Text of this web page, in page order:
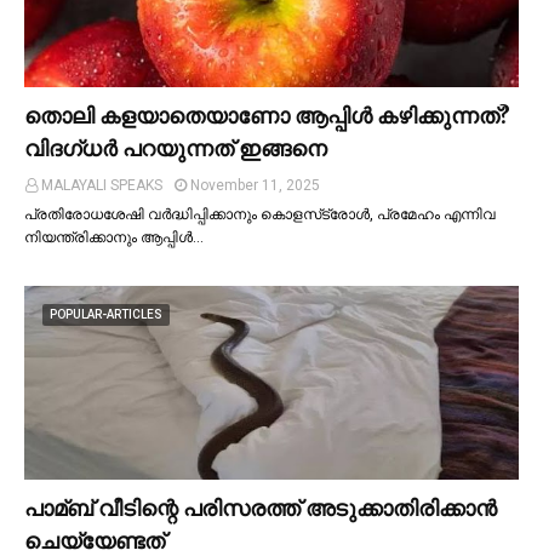
തൊലി കളയാതെയാണോ ആപ്പിള്‍ കഴിക്കുന്നത്?
വിദഗ്ധര്‍ പറയുന്നത് ഇങ്ങനെ
MALAYALI SPEAKS
November 11, 2025
പ്രതിരോധശേഷി വർദ്ധിപ്പിക്കാനും കൊളസ്‌ട്രോള്‍, പ്രമേഹം എന്നിവ
നിയന്ത്രിക്കാനും ആപ്പിള്‍…
POPULAR-ARTICLES
പാമ്ബ് വീടിന്റെ പരിസരത്ത് അടുക്കാതിരിക്കാൻ
ചെയ്യേണ്ടത്